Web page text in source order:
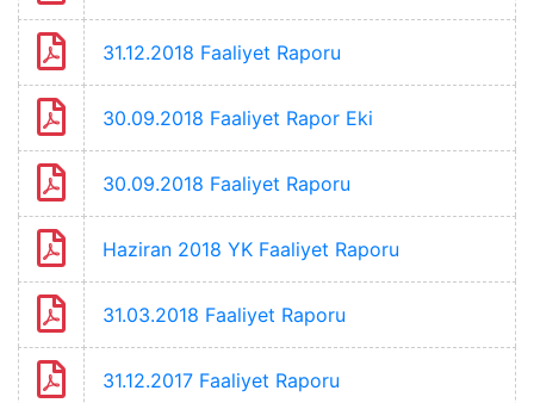
31.12.2018 Faaliyet Raporu
30.09.2018 Faaliyet Rapor Eki
30.09.2018 Faaliyet Raporu
Haziran 2018 YK Faaliyet Raporu
31.03.2018 Faaliyet Raporu
31.12.2017 Faaliyet Raporu